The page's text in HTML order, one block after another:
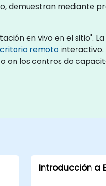
demuestran mediante
en vivo en el sitio".
remotointeractivo.
en los centros de
Introducción a